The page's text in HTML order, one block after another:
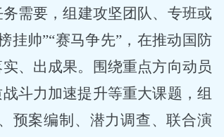
需要，组建攻坚团队、专班或
挂帅”“赛马争先”，在推动国防
、出成果。围绕重点方向动员
斗力加速提升等重大课题，组
预案编制、潜力调查、联合演